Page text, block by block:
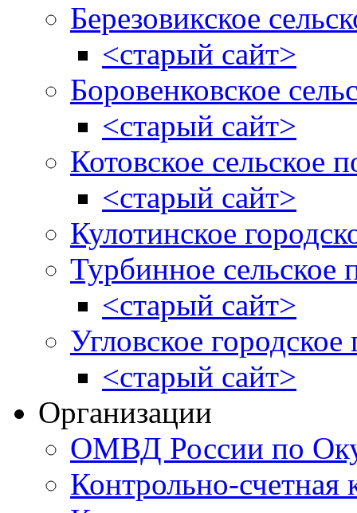
Березовикское
<старый сайт>
Боровенковское
<старый сайт>
Котовское сельское
<старый сайт>
Кулотинское
Турбинное сельское
<старый сайт>
Угловское городское
<старый сайт>
Организации
ОМВД России по
Контрольно-счетная